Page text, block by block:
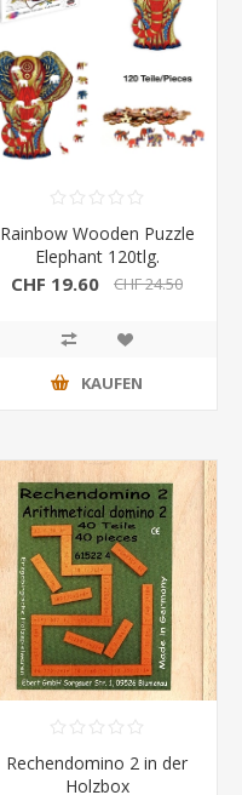
Rainbow Wooden Puzzle
Elephant 120tlg.
CHF 19.60 CHF 24.50
KAUFEN
Rechendomino 2 in der
Holzbox